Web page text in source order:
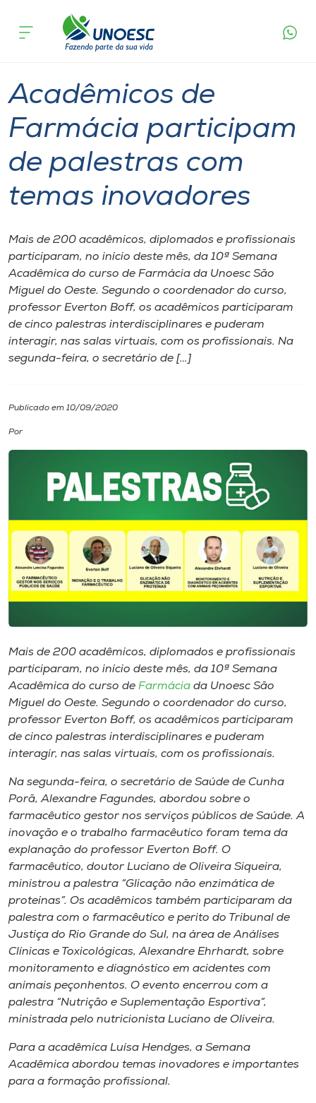
Cursos
Pesquisa
Atendimento ao Estudante
Portal de Ensino
A
Unoesc
Internacionalização
I.nova
Cultura
Editora
Rádio
Unoesc
Store
o idioma
A-
acontece
Acadêmicos de
Farmácia participam
de palestras com
temas inovadores
Mais de 200 acadêmicos, diplomados e profissionais
participaram, no início deste mês, da 10ª Semana
Acadêmica do curso de Farmácia da Unoesc São
Miguel do Oeste. Segundo o coordenador do curso,
professor Everton Boff, os acadêmicos participaram
de cinco palestras interdisciplinares e puderam
interagir, nas salas virtuais, com os profissionais. Na
segunda-feira, o secretário de […]
Publicado em 10/09/2020
Por
Mais de 200 acadêmicos, diplomados e profissionais
participaram, no início deste mês, da 10ª Semana
Acadêmica do curso de Farmácia da Unoesc São
Miguel do Oeste. Segundo o coordenador do curso,
professor Everton Boff, os acadêmicos participaram
de cinco palestras interdisciplinares e puderam
interagir, nas salas virtuais, com os profissionais.
Na segunda-feira, o secretário de Saúde de Cunha
Porã, Alexandre Fagundes, abordou sobre o
farmacêutico gestor nos serviços públicos de Saúde. A
inovação e o trabalho farmacêutico foram tema da
explanação do professor Everton Boff. O
farmacêutico, doutor Luciano de Oliveira Siqueira,
ministrou a palestra “Glicação não enzimática de
proteínas”. Os acadêmicos também participaram da
palestra com o farmacêutico e perito do Tribunal de
Justiça do Rio Grande do Sul, na área de Análises
Clínicas e Toxicológicas, Alexandre Ehrhardt, sobre
monitoramento e diagnóstico em acidentes com
animais peçonhentos. O evento encerrou com a
palestra “Nutrição e Suplementação Esportiva”,
ministrada pelo nutricionista Luciano de Oliveira.
Para a acadêmica Luísa Hendges, a Semana
Acadêmica abordou temas inovadores e importantes
para a formação profissional.